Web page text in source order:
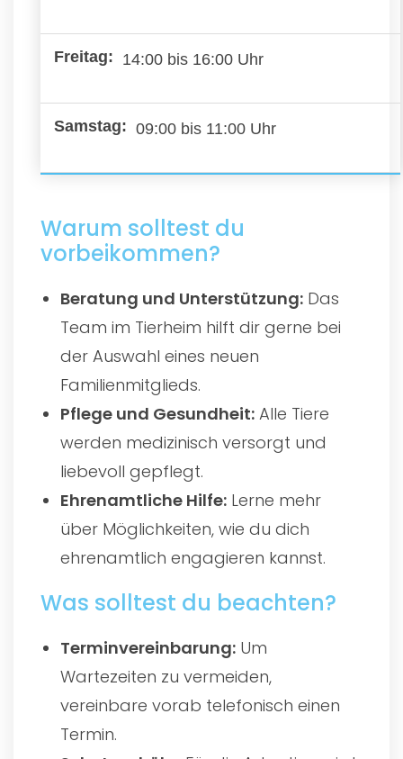
14:00 bis 16:00 Uhr
09:00 bis 11:00 Uhr
Warum solltest du
vorbeikommen?
Beratung und Unterstützung: Das
Team im Tierheim hilft dir gerne bei
der Auswahl eines neuen
Familienmitglieds.
Pflege und Gesundheit: Alle Tiere
werden medizinisch versorgt und
liebevoll gepflegt.
Ehrenamtliche Hilfe: Lerne mehr
über Möglichkeiten, wie du dich
ehrenamtlich engagieren kannst.
Was solltest du beachten?
Terminvereinbarung: Um
Wartezeiten zu vermeiden,
vereinbare vorab telefonisch einen
Termin.